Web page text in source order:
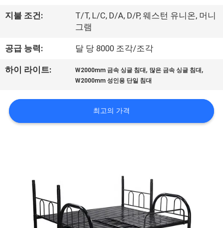
여
품
관
리
지불 조건:
T/T, L/C, D/A, D/P, 웨스턴 유니온, 머니
그램
공급 능력: 달 당 8000 조각/조각
하이 라이트: W2000mm 금속 싱글 침대 , 많은 금속 싱글 침대 ,
W2000mm 성인용 단일 침대
최고의 가격